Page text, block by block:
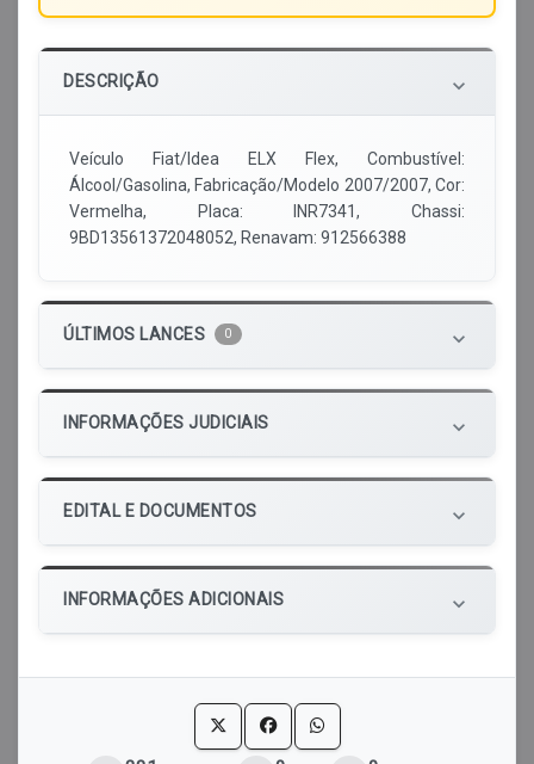
DESCRIÇÃO keyboard_arrow_down
Veículo Fiat/Idea ELX Flex, Combustível:
Álcool/Gasolina, Fabricação/Modelo 2007/2007, Cor:
Vermelha, Placa: INR7341, Chassi:
9BD13561372048052, Renavam: 912566388
ÚLTIMOS LANCES 0 keyboard_arrow_down
INFORMAÇÕES JUDICIAIS keyboard_arrow_down
EDITAL E DOCUMENTOS keyboard_arrow_down
INFORMAÇÕES ADICIONAIS keyboard_arrow_down